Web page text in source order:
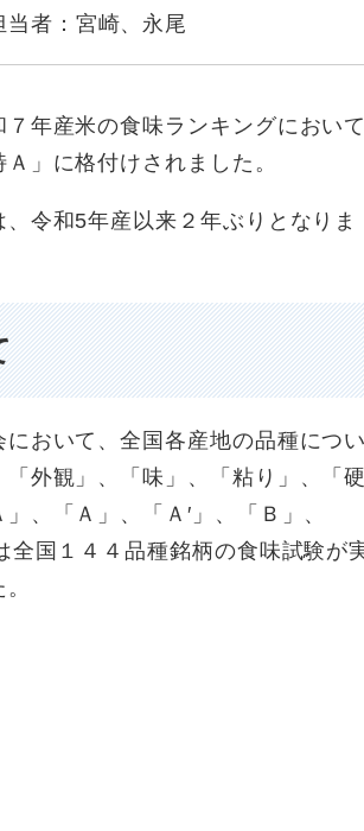
当者： 宮崎、永尾
年産米の食味ランキングにおいて
」に格付けされました。
令和5年産以来２年ぶりとなりま
おいて、全国各産地の品種につ
外観」、「味」、「粘り」、「硬
、「Ａ」、「Ａ′」、「Ｂ」、
全国１４４品種銘柄の食味試験が